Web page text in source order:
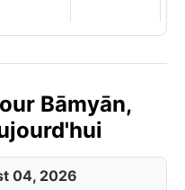
Bāmyān,
04, 2026